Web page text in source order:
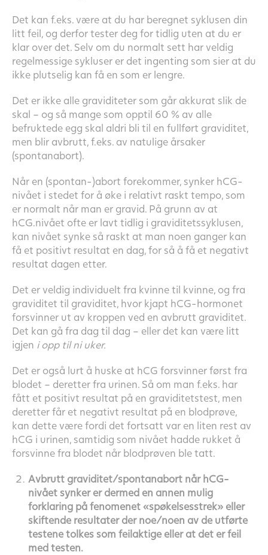
Det kan f.eks. være at du har beregnet syklusen din
litt feil, og derfor tester deg for tidlig uten at du er
klar over det. Selv om du normalt sett har veldig
regelmessige sykluser er det ingenting som sier at du
ikke plutselig kan få en som er lengre.
Det er ikke alle graviditeter som går akkurat slik de
skal – og så mange som opptil 60 % av alle
befruktede egg skal aldri bli til en fullført graviditet,
men blir avbrutt, f.eks. av natulige årsaker
(spontanabort).
Når en (spontan-)abort forekommer, synker hCG-
nivået i stedet for å øke i relativt raskt tempo, som
er normalt når man er gravid. På grunn av at
hCG.nivået ofte er lavt tidlig i graviditetssyklusen,
kan nivået synke så raskt at man noen ganger kan
få et positivt resultat en dag, for så å få et negativt
resultat dagen etter.
Det er veldig individuelt fra kvinne til kvinne, og fra
graviditet til graviditet, hvor kjapt hCG-hormonet
forsvinner ut av kroppen ved en avbrutt graviditet.
Det kan gå fra dag til dag – eller det kan være litt
igjen i opp til ni uker.
Det er også lurt å huske at hCG forsvinner først fra
blodet – deretter fra urinen. Så om man f.eks. har
fått et positivt resultat på en graviditetstest, men
deretter får et negativt resultat på en blodprøve,
kan dette være fordi det fortsatt var en liten rest av
hCG i urinen, samtidig som nivået hadde rukket å
forsvinne fra blodet når blodprøven ble tatt.
Avbrutt graviditet/spontanabort når hCG-
nivået synker er dermed en annen mulig
forklaring på fenomenet «spøkelsesstrek» eller
skiftende resultater der noe/noen av de utførte
testene tolkes som feilaktige eller at det er feil
med testen.